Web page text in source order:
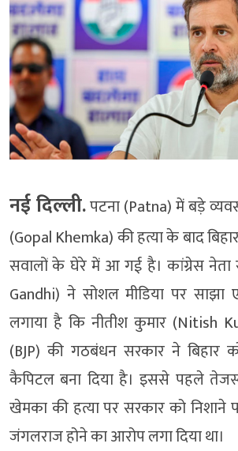
नई दिल्ली.पटना (Patna) में बड़े
(Gopal Khemka) की हत्या के बाद
सवालों के घेरे में आ गई है। कांग्रेस नेता
Gandhi) ने सोशल मीडिया पर
लगाया है कि नीतीश कुमार (Nitish
(BJP) की गठबंधन सरकार ने बिहार
कैपिटल बना दिया है। इससे पहले
खेमका की हत्या पर सरकार को निशाने
जंगलराज होने का आरोप लगा दिया था।